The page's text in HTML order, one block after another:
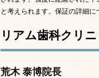
と考えられます。保証の詳細に
リアム歯科クリ
荒木 泰博院長